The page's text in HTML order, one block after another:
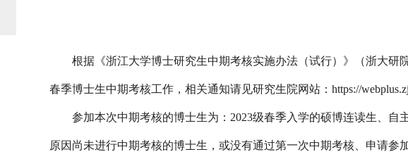
根据《浙江大学博士研究生中期考核实施办法（试行）》（浙大研
春季博士生中期考核工作，相关通知请见研究生院网站：https://
参加本次中期考核的博士生为： 2023级春季入学的硕博连读生、自
原因尚未进行中期考核的博士生，或没有通过第一次中期考核、申请参